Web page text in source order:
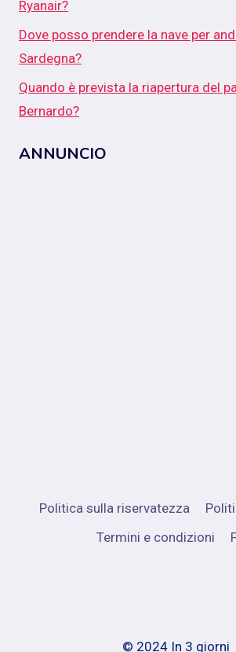
Ryanair?
Dove posso prendere la nave per
Sardegna?
Quando è prevista la riapertura del
Bernardo?
ANNUNCIO
Politica sulla riservatezza
Termini e condizioni
© 2024 In 3 giorni